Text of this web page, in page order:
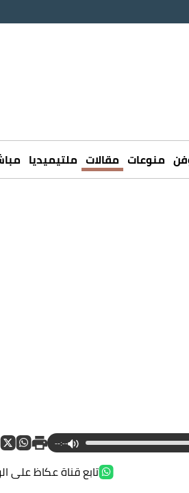
منوعات مقالات ملتيميديا
--:--
تابع قناة عكاظ على